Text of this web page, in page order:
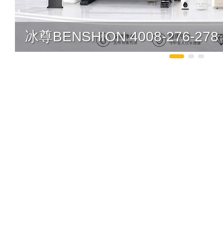
冰尊BENSHION 4008-276-278